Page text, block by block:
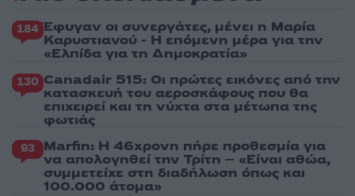
184 Έφυγαν οι συνεργάτες, μένει η Μαρία
Καρυστιανού - Η επόμενη μέρα για την
«Ελπίδα για τη Δημοκρατία»
130 Canadair 515: Οι πρώτες εικόνες από την
κατασκευή του αεροσκάφους που θα
επιχειρεί και τη νύχτα στα μέτωπα της
φωτιάς
93 Marfin: Η 46χρονη πήρε προθεσμία για
να απολογηθεί την Τρίτη – «Είναι αθώα,
συμμετείχε στη διαδήλωση όπως και
100.000 άτομα»